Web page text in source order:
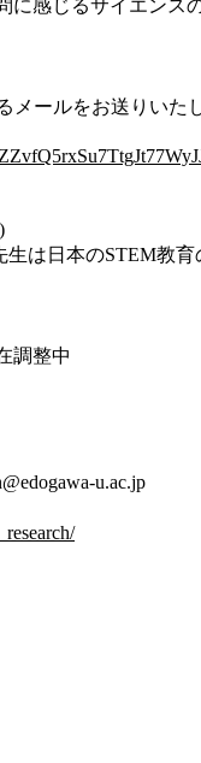
感じるサイエンス
ールをお送りいたし
は日本のSTEM教育
調整中
u.ac.jp